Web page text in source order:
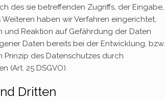
des sie betreffenden Zugriffs, der Eingabe,
haben wir Verfahren eingerichtet,
Reaktion auf Gefährdung der Daten
Daten bereits bei der Entwicklung, bzw.
Prinzip des Datenschutzes durch
(Art. 25 DSGVO).
Dritten